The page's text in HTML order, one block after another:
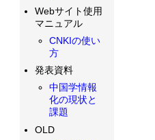
Webサイト使用
マニュアル
CNKIの使い
方
発表資料
中国学情報
化の現状と
課題
OLD